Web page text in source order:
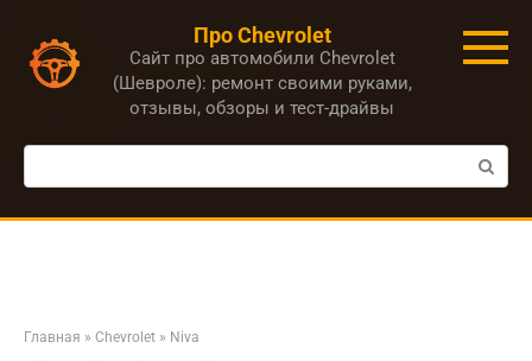
контенту
Про Chevrolet
Сайт про автомобили Chevrolet
(Шевроле): ремонт своими руками,
отзывы, обзоры и тест-драйвы
Поиск:
Главная » Chevrolet » Niva